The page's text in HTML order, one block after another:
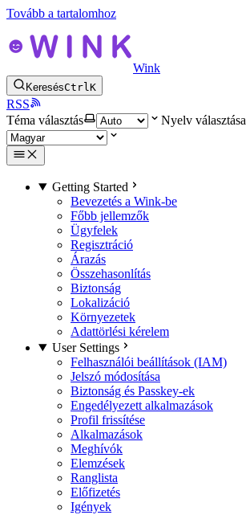
Tovább a tartalomhoz
Wink
KeresésCtrlK
RSS
Téma választás
Nyelv választása
Getting Started
Bevezetés a Wink-be
Főbb jellemzők
Ügyfelek
Regisztráció
Árazás
Összehasonlítás
Biztonság
Lokalizáció
Környezetek
Adattörlési kérelem
User Settings
Felhasználói beállítások (IAM)
Jelszó módosítása
Biztonság és Passkey-ek
Engedélyezett alkalmazások
Profil frissítése
Alkalmazások
Meghívók
Elemzések
Ranglista
Előfizetés
Igények